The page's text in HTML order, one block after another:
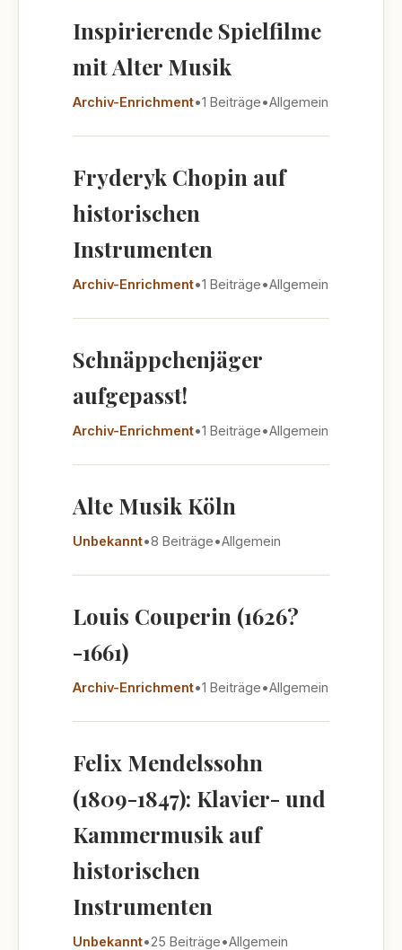
Inspirierende Spielfilme
mit Alter Musik
Archiv-Enrichment•1 Beiträge•Allgemein
Fryderyk Chopin auf
historischen
Instrumenten
Archiv-Enrichment•1 Beiträge•Allgemein
Schnäppchenjäger
aufgepasst!
Archiv-Enrichment•1 Beiträge•Allgemein
Alte Musik Köln
Unbekannt•8 Beiträge•Allgemein
Louis Couperin (1626?
-1661)
Archiv-Enrichment•1 Beiträge•Allgemein
Felix Mendelssohn
(1809-1847): Klavier- und
Kammermusik auf
historischen
Instrumenten
Unbekannt•25 Beiträge•Allgemein